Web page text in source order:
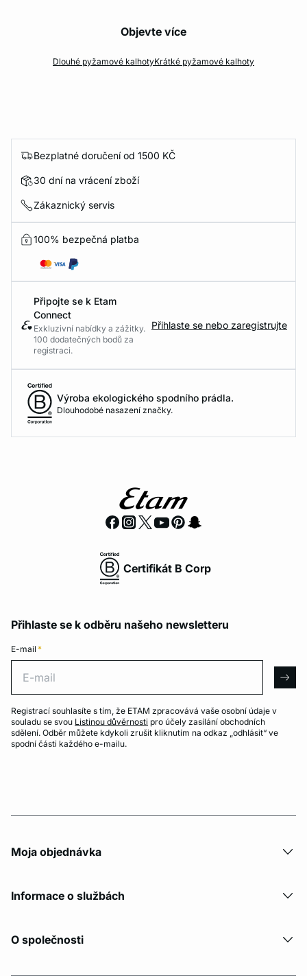
Objevte více
Dlouhé pyžamové kalhotyKrátké pyžamové kalhoty
Bezplatné doručení od 1500 KČ
30 dní na vrácení zboží
Zákaznický servis
100% bezpečná platba
Připojte se k Etam
Connect
Exkluzivní nabídky a zážitky.
100 dodatečných bodů za
registraci.
Přihlaste se nebo zaregistrujte
Výroba ekologického spodního prádla.
Dlouhodobé nasazení značky.
Certifikát B Corp
Přihlaste se k odběru našeho newsletteru
E-mail *
Registrací souhlasíte s tím, že ETAM zpracovává vaše osobní údaje v
souladu se svou Listinou důvěrnosti pro účely zasílání obchodních
sdělení. Odběr můžete kdykoli zrušit kliknutím na odkaz „odhlásit“ ve
spodní části každého e-mailu.
Moja objednávka
Informace o službách
O společnosti